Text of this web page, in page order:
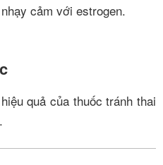
cảm với estrogen.
quả của thuốc tránh thai
.